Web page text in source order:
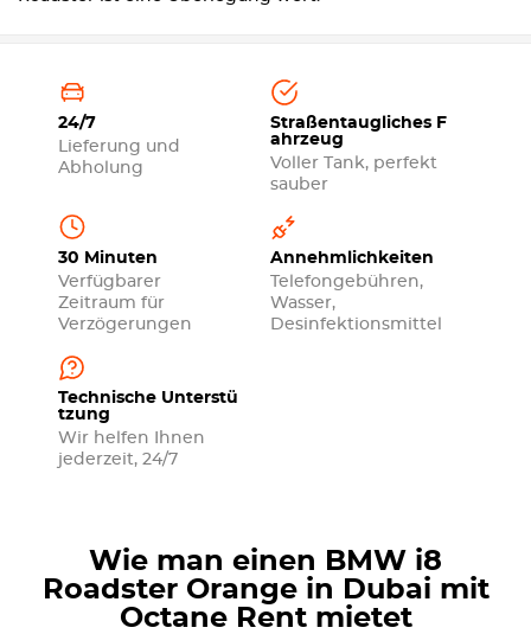
24/7
Lieferung und
Abholung
Straßentaugliches F
ahrzeug
Voller Tank, perfekt
sauber
30 Minuten
Verfügbarer
Zeitraum für
Verzögerungen
Annehmlichkeiten
Telefongebühren,
Wasser,
Desinfektionsmittel
Technische Unterstü
tzung
Wir helfen Ihnen
jederzeit, 24/7
Wie man einen BMW i8
Roadster Orange in Dubai mit
Octane Rent mietet